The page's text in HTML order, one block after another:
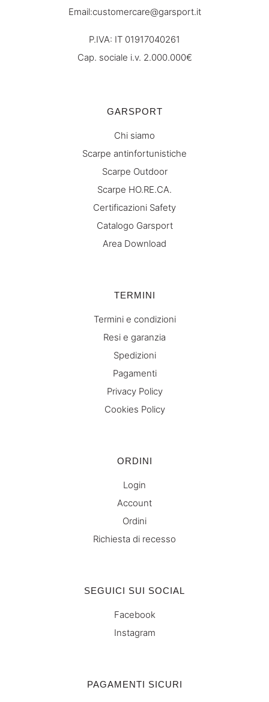
Email:customercare@garsport.it
P.IVA: IT 01917040261
Cap. sociale i.v. 2.000.000€
GARSPORT
Chi siamo
Scarpe antinfortunistiche
Scarpe Outdoor
Scarpe HO.RE.CA.
Certificazioni Safety
Catalogo Garsport
Area Download
TERMINI
Termini e condizioni
Resi e garanzia
Spedizioni
Pagamenti
Privacy Policy
Cookies Policy
ORDINI
Login
Account
Ordini
Richiesta di recesso
SEGUICI SUI SOCIAL
Facebook
Instagram
PAGAMENTI SICURI